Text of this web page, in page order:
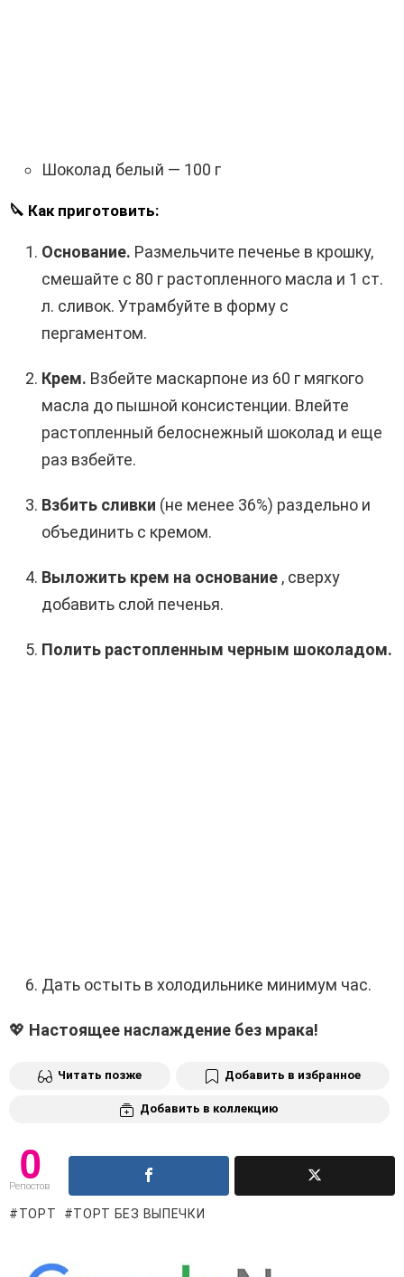
Шоколад белый — 100 г
🔪 Как приготовить:
Основание. Размельчите печенье в крошку,
смешайте с 80 г растопленного масла и 1 ст.
л. сливок. Утрамбуйте в форму с
пергаментом.
Крем. Взбейте маскарпоне из 60 г мягкого
масла до пышной консистенции. Влейте
растопленный белоснежный шоколад и еще
раз взбейте.
Взбить сливки (не менее 36%) раздельно и
объединить с кремом.
Выложить крем на основание , сверху
добавить слой печенья.
Полить растопленным черным шоколадом.
Дать остыть в холодильнике минимум час.
💖 Настоящее наслаждение без мрака!
Читать позже Добавить в избранное
Добавить в коллекцию
0
Репостов
ТОРТ ТОРТ БЕЗ ВЫПЕЧКИ